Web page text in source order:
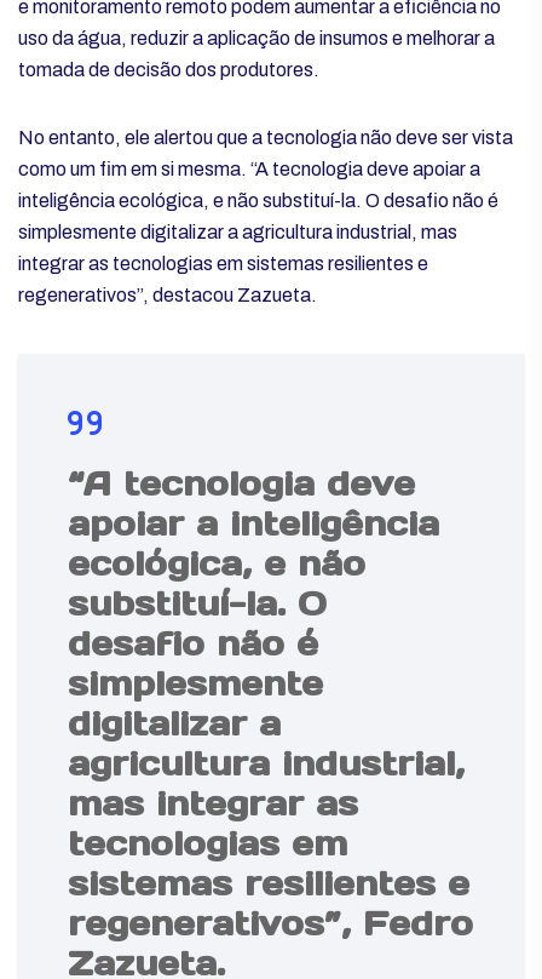
e monitoramento remoto podem aumentar a eficiência no
uso da água, reduzir a aplicação de insumos e melhorar a
tomada de decisão dos produtores.
No entanto, ele alertou que a tecnologia não deve ser vista
como um fim em si mesma. “A tecnologia deve apoiar a
inteligência ecológica, e não substituí-la. O desafio não é
simplesmente digitalizar a agricultura industrial, mas
integrar as tecnologias em sistemas resilientes e
regenerativos”, destacou Zazueta.
“A tecnologia deve
apoiar a inteligência
ecológica, e não
substituí-la. O
desafio não é
simplesmente
digitalizar a
agricultura industrial,
mas integrar as
tecnologias em
sistemas resilientes e
regenerativos”, Fedro
Zazueta.